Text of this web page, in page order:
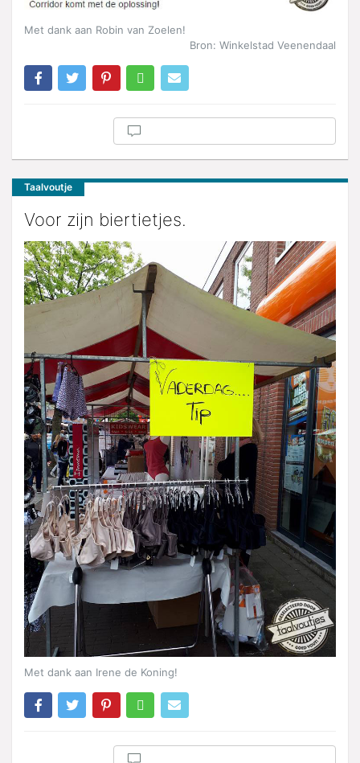
Met dank aan Robin van Zoelen!
Bron: Winkelstad Veenendaal
Taalvoutje
Voor zijn biertietjes.
Met dank aan Irene de Koning!